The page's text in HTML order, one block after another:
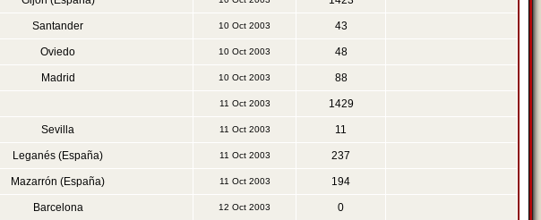
Santander 10 Oct 2003 43
Oviedo 10 Oct 2003 48
Madrid 10 Oct 2003 88
11 Oct 2003 1429
Sevilla 11 Oct 2003 11
Leganés (España) 11 Oct 2003 237
Mazarrón (España) 11 Oct 2003 194
Barcelona 12 Oct 2003 0